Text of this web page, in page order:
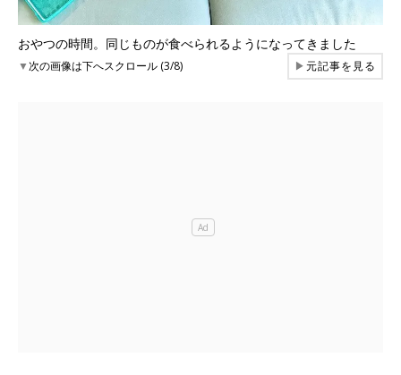
おやつの時間。同じものが食べられるようになってきました
▼次の画像は下へスクロール (3/8) ▶元記事を見る